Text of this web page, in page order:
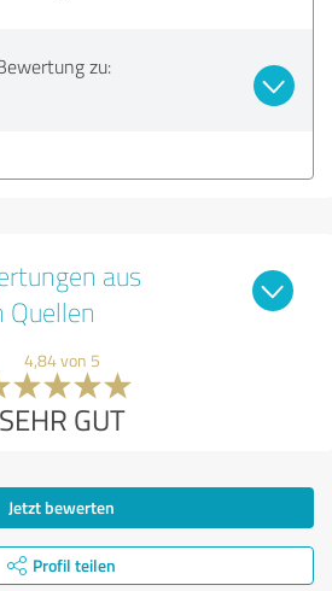
zu:
aus
Quellen
4,84 von 5
SEHR GUT
Jetzt bewerten
Profil teilen